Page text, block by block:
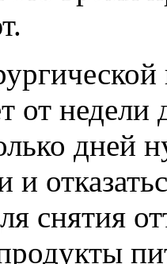
от недели
дней
и
снятия